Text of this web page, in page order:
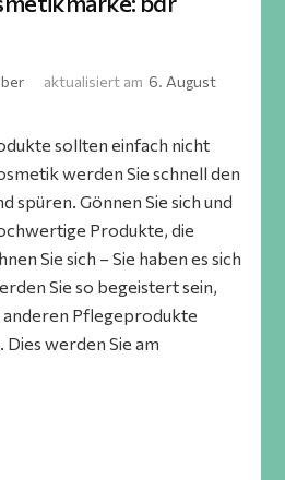
aktualisiert am 6. August
sollten einfach nicht
werden Sie schnell den
spüren. Gönnen Sie sich und
Produkte, die
Sie sich – Sie haben es sich
Sie so begeistert sein,
anderen Pflegeprodukte
werden Sie am